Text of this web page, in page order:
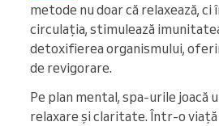
metode nu doar că relaxează,
circulația, stimulează
detoxifierea organismului,
de revigorare.
Pe plan mental, spa-urile joacă
relaxare și claritate. Într-o